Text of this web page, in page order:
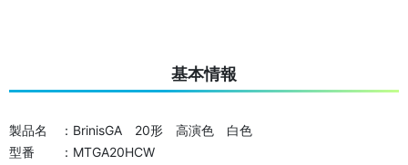
基本情報
製品名 ：BrinisGA 20形 高演色 白色
型番 ：MTGA20HCW